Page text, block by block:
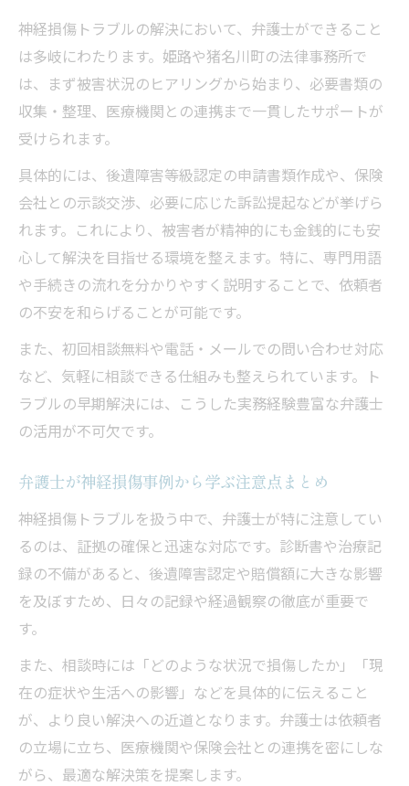
神経損傷トラブルの解決において、弁護士ができること
は多岐にわたります。姫路や猪名川町の法律事務所で
は、まず被害状況のヒアリングから始まり、必要書類の
収集・整理、医療機関との連携まで一貫したサポートが
受けられます。
具体的には、後遺障害等級認定の申請書類作成や、保険
会社との示談交渉、必要に応じた訴訟提起などが挙げら
れます。これにより、被害者が精神的にも金銭的にも安
心して解決を目指せる環境を整えます。特に、専門用語
や手続きの流れを分かりやすく説明することで、依頼者
の不安を和らげることが可能です。
また、初回相談無料や電話・メールでの問い合わせ対応
など、気軽に相談できる仕組みも整えられています。ト
ラブルの早期解決には、こうした実務経験豊富な弁護士
の活用が不可欠です。
弁護士が神経損傷事例から学ぶ注意点まとめ
神経損傷トラブルを扱う中で、弁護士が特に注意してい
るのは、証拠の確保と迅速な対応です。診断書や治療記
録の不備があると、後遺障害認定や賠償額に大きな影響
を及ぼすため、日々の記録や経過観察の徹底が重要で
す。
また、相談時には「どのような状況で損傷したか」「現
在の症状や生活への影響」などを具体的に伝えること
が、より良い解決への近道となります。弁護士は依頼者
の立場に立ち、医療機関や保険会社との連携を密にしな
がら、最適な解決策を提案します。